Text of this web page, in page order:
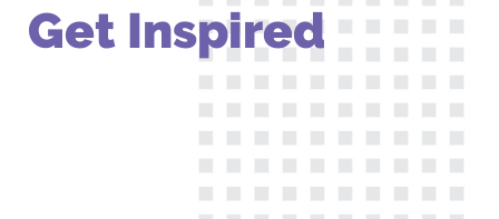
Get Inspired